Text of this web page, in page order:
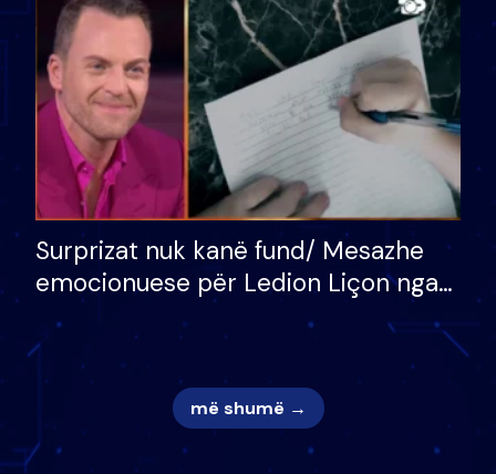
mungojë zilja e mëngjesit kur…
Surprizat nuk kanë fund/ Mesazhe
emocionuese për Ledion Liçon nga
nëna dhe fëmijët e tij, moderatori
nuk i mban dot lotët: Nuk meritoj…
më shumë →